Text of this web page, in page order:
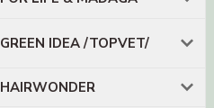
GREEN IDEA /TOPVET/
HAIRWONDER